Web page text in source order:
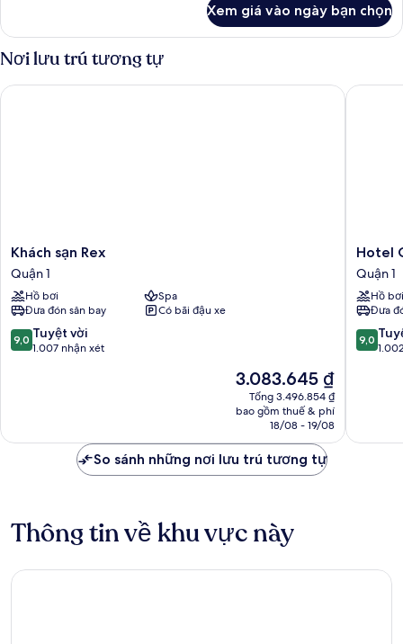
Phòng
Presidential,
cảnh
Xem giá vào ngày bạn chọn
Nơi lưu trú tương tự
Khách
sạn
Rex
Quận
1
Khách sạn Rex
Quận 1
Hồ bơi
Spa
Đưa đón sân bay
Có bãi đậu xe
9.0
trên
xét
9,0 Tuyệt vời
1.007 nhận xét
Giá
hiện
tại
3.083.645 ₫
3.083.645 ₫
Tổng 3.496.854 ₫
bao gồm thuế & phí
18/08 - 19/08
Khách sạn Rex
Hotel
Grand
Saigon
Quận
1
Hotel
Quận 1
Hồ bơi
Đưa
9.0
trên
xét
9,0
Hotel
So sánh những nơi lưu trú tương tự
Thông tin về khu vực này